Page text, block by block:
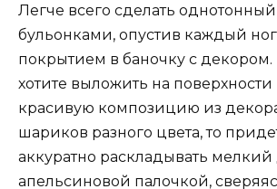
Легче всего сделать
бульонками, опустив каждый
покрытием в баночку с
хотите выложить на поверхности
красивую композицию из
шариков разного цвета, то
аккуратно раскладывать
апельсиновой палочкой,